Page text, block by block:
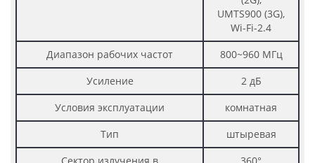
UMTS900 (3G),
Wi-Fi-2.4
Диапазон рабочих частот
800~960 МГц
Усиление
2 дБ
Условия эксплуатации
комнатная
Тип
штыревая